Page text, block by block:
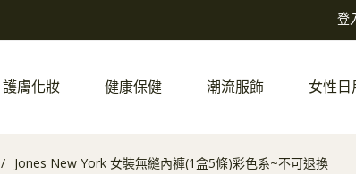
登
護膚化妝 健康保健 潮流服飾 女性日
/ Jones New York 女裝無縫內褲(1盒5條)彩色系~不可退換